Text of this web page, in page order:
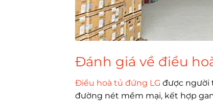
Đánh giá về điều
Điều hoà tủ đứng LG được người
đường nét mềm mại, kết hợp